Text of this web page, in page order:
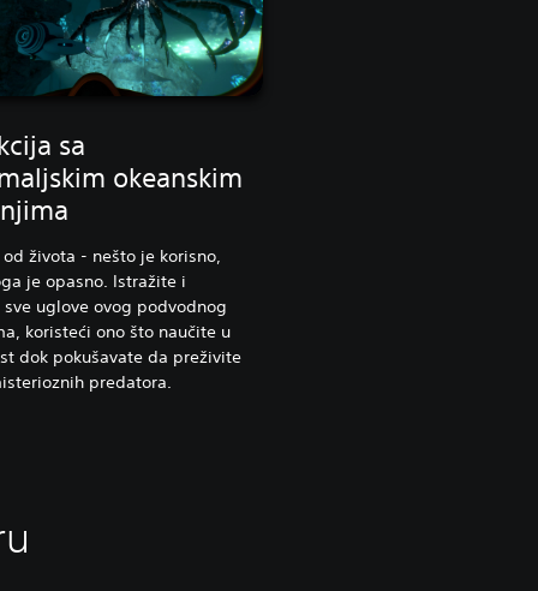
sa
okeanskim
života - nešto je korisno,
je opasno. Istražite i
uglove ovog podvodnog
koristeći ono što naučite u
dok pokušavate da preživite
predatora.